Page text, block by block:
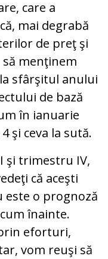
care a
mai degrabă
de preţ şi
menţinem
sfârşitul anului
de bază
în ianuarie
şi ceva la sută.
şi trimestru IV,
că aceşti
este o prognoză
înainte.
eforturi,
vom reuşi să